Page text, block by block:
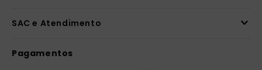
SAC e Atendimento
Pagamentos